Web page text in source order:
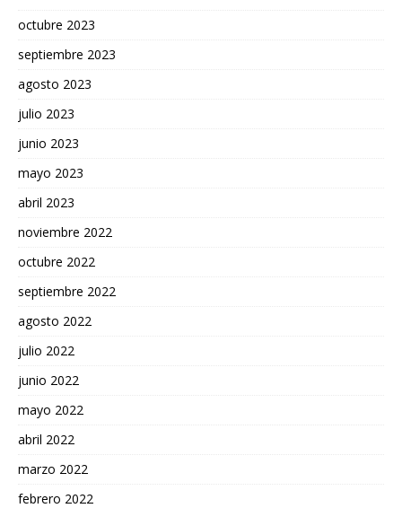
octubre 2023
septiembre 2023
agosto 2023
julio 2023
junio 2023
mayo 2023
abril 2023
noviembre 2022
octubre 2022
septiembre 2022
agosto 2022
julio 2022
junio 2022
mayo 2022
abril 2022
marzo 2022
febrero 2022